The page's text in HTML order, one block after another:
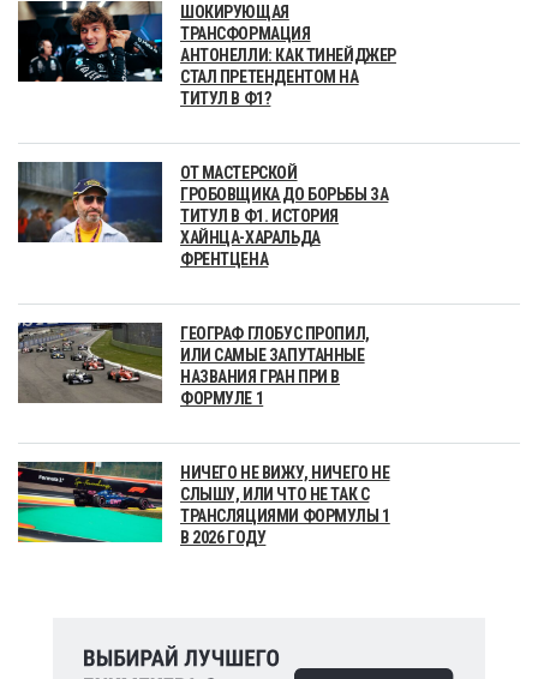
ШОКИРУЮЩАЯ
ТРАНСФОРМАЦИЯ
АНТОНЕЛЛИ: КАК ТИНЕЙДЖЕР
СТАЛ ПРЕТЕНДЕНТОМ НА
ТИТУЛ В Ф1?
ОТ МАСТЕРСКОЙ
ГРОБОВЩИКА ДО БОРЬБЫ ЗА
ТИТУЛ В Ф1. ИСТОРИЯ
ХАЙНЦА-ХАРАЛЬДА
ФРЕНТЦЕНА
ГЕОГРАФ ГЛОБУС ПРОПИЛ,
ИЛИ САМЫЕ ЗАПУТАННЫЕ
НАЗВАНИЯ ГРАН ПРИ В
ФОРМУЛЕ 1
НИЧЕГО НЕ ВИЖУ, НИЧЕГО НЕ
СЛЫШУ, ИЛИ ЧТО НЕ ТАК С
ТРАНСЛЯЦИЯМИ ФОРМУЛЫ 1
В 2026 ГОДУ